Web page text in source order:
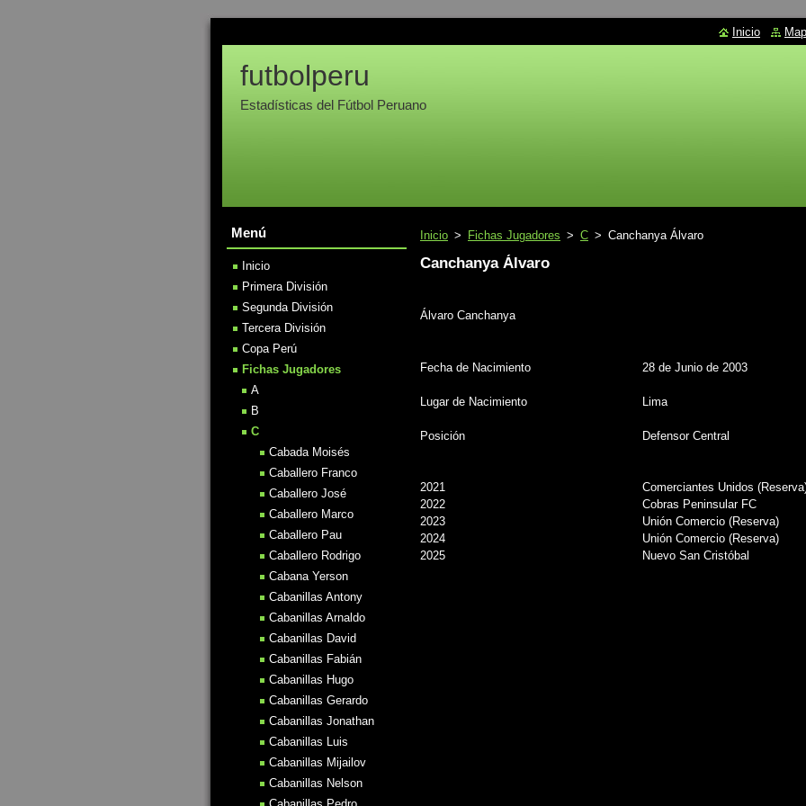
futbolperu
Estadísticas del Fútbol Peruano
Inicio > Fichas Jugadores > C > Canchanya Álvaro
Canchanya Álvaro
Álvaro Canchanya
Fecha de Nacimiento 28 de Junio de 2003
Lugar de Nacimiento Lima
Posición Defensor Central
2021
Comerciantes Unidos
2022
Cobras Peninsular FC
2023
Unión Comercio (Reserva)
2024
Unión Comercio (Reserva)
2025
Nuevo San Cristóbal
Menú
Inicio
Primera División
Segunda División
Tercera División
Copa Perú
Fichas Jugadores
A
B
C
Cabada Moisés
Caballero Franco
Caballero José
Caballero Marco
Caballero Pau
Caballero Rodrigo
Cabana Yerson
Cabanillas Antony
Cabanillas Arnaldo
Cabanillas David
Cabanillas Fabián
Cabanillas Hugo
Cabanillas Gerardo
Cabanillas Jonathan
Cabanillas Luis
Cabanillas Mijailov
Cabanillas Nelson
Inicio